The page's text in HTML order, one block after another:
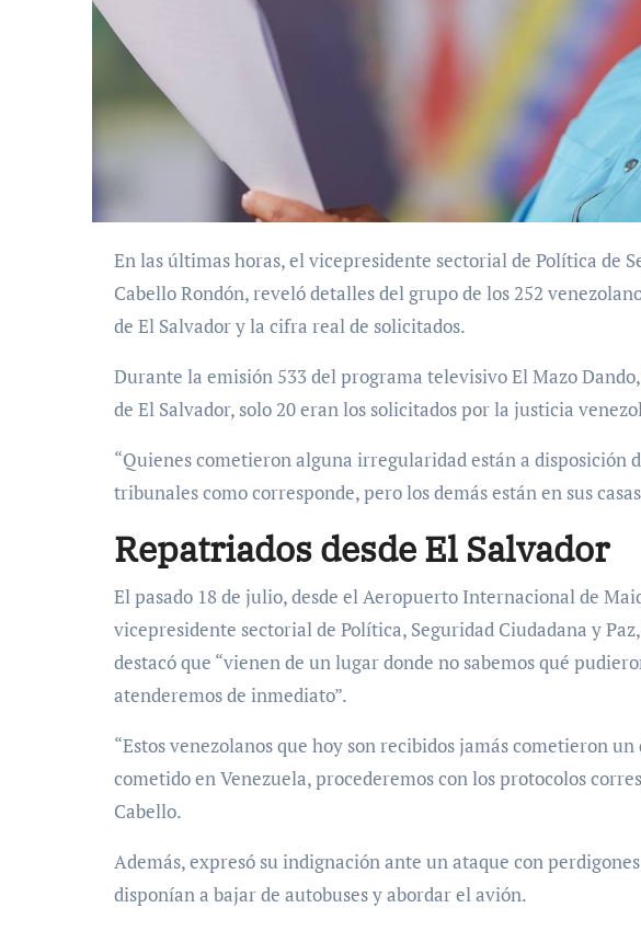
En las últimas horas, el vicepresidente sectorial de Política de Seguridad Ciudadana y Paz, Diosdado
Cabello Rondón, reveló detalles del grupo de los 252
de El Salvador y la cifra real de solicitados.
Durante la emisión 533 del programa televisivo El Mazo
de El Salvador, solo 20 eran los solicitados por la justicia
“Quienes cometieron alguna irregularidad están a disposición
tribunales como corresponde, pero los demás están en sus
Repatriados desde El Salvador
El pasado 18 de julio, desde el Aeropuerto Internacional de
vicepresidente sectorial de Política, Seguridad Ciudadana y
destacó que “vienen de un lugar donde no sabemos qué
atenderemos de inmediato”.
“Estos venezolanos que hoy son recibidos jamás cometieron
cometido en Venezuela, procederemos con los protocolos
Cabello.
Además, expresó su indignación ante un ataque con
disponían a bajar de autobuses y abordar el avión.